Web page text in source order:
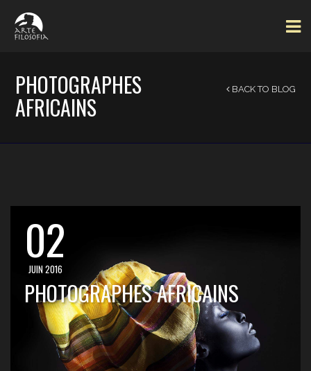
PHOTOGRAPHES
AFRICAINS
BACK TO BLOG
02
JUIN 2016
PHOTOGRAPHES AFRICAINS